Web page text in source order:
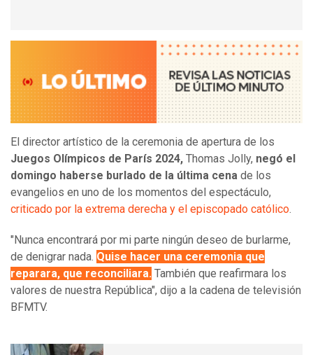
El director artístico de la ceremonia de apertura de los
Juegos Olímpicos de París 2024, Thomas Jolly, negó el
domingo haberse burlado de la última cena de los
evangelios en uno de los momentos del espectáculo,
criticado por la extrema derecha y el episcopado católico.
"Nunca encontrará por mi parte ningún deseo de burlarme,
de denigrar nada. Quise hacer una ceremonia que
reparara, que reconciliara. También que reafirmara los
valores de nuestra República", dijo a la cadena de televisión
BFMTV.